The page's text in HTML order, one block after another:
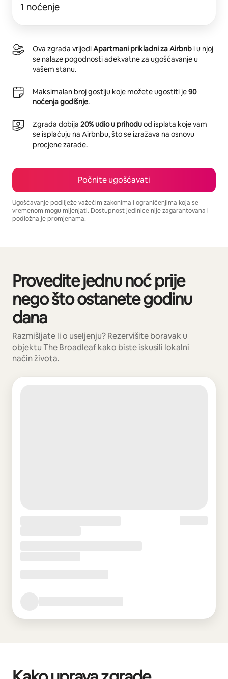
1 noćenje
Ova zgrada vrijediApartmani prikladni za Airbnb i u njoj
se nalaze pogodnosti adekvatne za ugošćavanje u
vašem stanu.
Maksimalan broj gostiju koje možete ugostiti je90
noćenja godišnje.
Zgrada dobija 20% udio u prihoduod isplata koje vam
se isplaćuju na Airbnbu, što se izražava na osnovu
procjene zarade.
Počnite ugošćavati
Ugošćavanje podliježe važećim zakonima i ograničenjima koja se
vremenom mogu mijenjati. Dostupnost jedinice nije zagarantovana i
podložna je promjenama.
Provedite jednu noć prije
nego što ostanete godinu
dana
Razmišljate li o useljenju? Rezervišite boravak u
objektu The Broadleaf kako biste iskusili lokalni
način života.
Prikazano 0 od 0 stavki